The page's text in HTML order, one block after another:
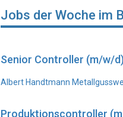
Jobs der Woche im
Senior Controller (m/w/
Albert Handtmann
Produktionscontroller